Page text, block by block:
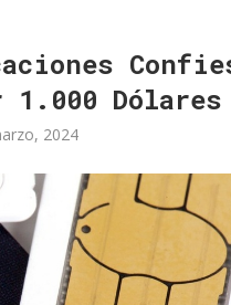
1.000 Dólares
2024